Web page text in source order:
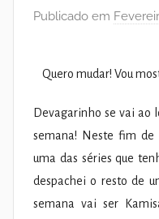
Publicado em
Quero mudar! Vou
Devagarinho se vai ao
semana! Neste fim de
uma das séries que
despachei o resto de
semana vai ser